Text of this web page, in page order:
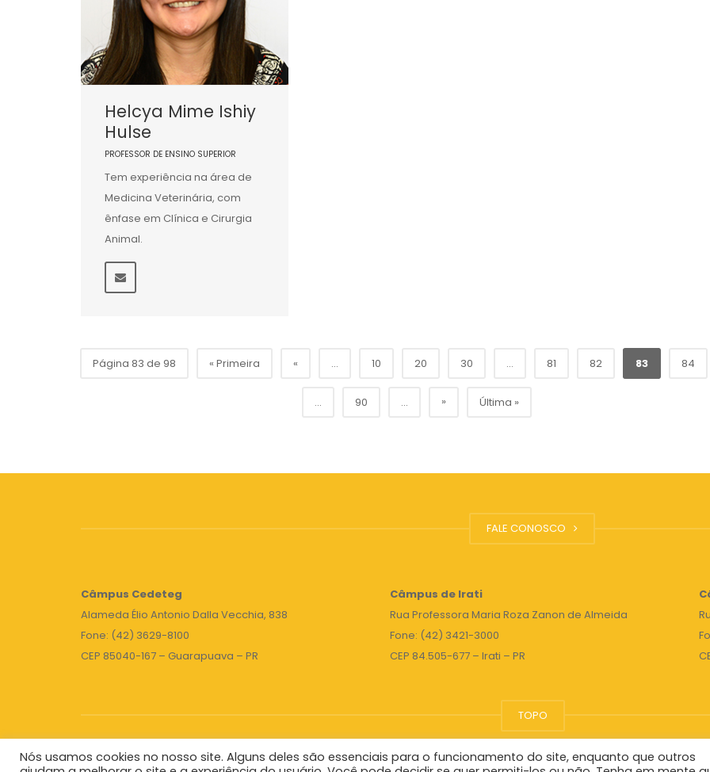
Helcya Mime Ishiy
Hulse
PROFESSOR DE ENSINO SUPERIOR
Tem experiência na área de
Medicina Veterinária, com
ênfase em Clínica e Cirurgia
Animal.
Página 83 de 98 « Primeira « ... 10 20 30 ... 81 82 83 84
... 90 ... » Última »
FALE CONOSCO
Câmpus Cedeteg
Alameda Élio Antonio Dalla Vecchia, 838
Fone: (42) 3629-8100
CEP 85040-167 – Guarapuava – PR
Câmpus de Irati
Rua Professora Maria Roza Zanon de Almeida
Fone: (42) 3421-3000
CEP 84.505-677 – Irati – PR
TOPO
Unicentro |Governo do Paraná|Seti|Agenda do Reitor
Nós usamos cookies no nosso site. Alguns deles são essenciais para o funcionamento do site, enquanto que outros